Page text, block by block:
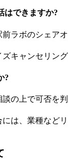
はできますか?
ラボのシェア
キャンセリン
?
の上で可否を
は、業種など